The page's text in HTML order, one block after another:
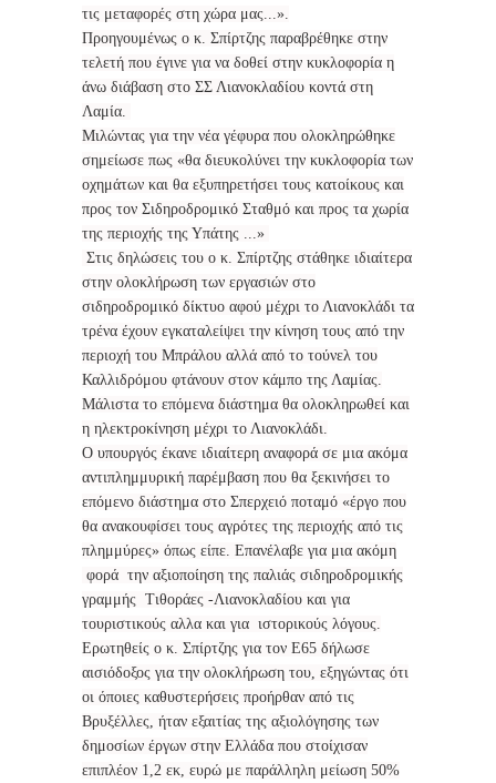
τις μεταφορές στη χώρα μας...».
Προηγουμένως ο κ. Σπίρτζης παραβρέθηκε στην
τελετή που έγινε για να δοθεί στην κυκλοφορία η
άνω διάβαση στο ΣΣ Λιανοκλαδίου κοντά στη
Λαμία.
Μιλώντας για την νέα γέφυρα που ολοκληρώθηκε
σημείωσε πως «θα διευκολύνει την κυκλοφορία των
οχημάτων και θα εξυπηρετήσει τους κατοίκους και
προς τον Σιδηροδρομικό Σταθμό και προς τα χωρία
της περιοχής της Υπάτης ...»
Στις δηλώσεις του ο κ. Σπίρτζης στάθηκε ιδιαίτερα
στην ολοκλήρωση των εργασιών στο
σιδηροδρομικό δίκτυο αφού μέχρι το Λιανοκλάδι τα
τρένα έχουν εγκαταλείψει την κίνηση τους από την
περιοχή του Μπράλου αλλά από το τούνελ του
Καλλιδρόμου φτάνουν στον κάμπο της Λαμίας.
Μάλιστα το επόμενα διάστημα θα ολοκληρωθεί και
η ηλεκτροκίνηση μέχρι το Λιανοκλάδι.
Ο υπουργός έκανε ιδιαίτερη αναφορά σε μια ακόμα
αντιπλημμυρική παρέμβαση που θα ξεκινήσει το
επόμενο διάστημα στο Σπερχειό ποταμό «έργο που
θα ανακουφίσει τους αγρότες της περιοχής από τις
πλημμύρες» όπως είπε. Επανέλαβε για μια ακόμη
φορά την αξιοποίηση της παλιάς σιδηροδρομικής
γραμμής Τιθοράες -Λιανοκλαδίου και για
τουριστικούς αλλα και για ιστορικούς λόγους.
Ερωτηθείς ο κ. Σπίρτζης για τον Ε65 δήλωσε
αισιόδοξος για την ολοκλήρωση του, εξηγώντας ότι
οι όποιες καθυστερήσεις προήρθαν από τις
Βρυξέλλες, ήταν εξαιτίας της αξιολόγησης των
δημοσίων έργων στην Ελλάδα που στοίχισαν
επιπλέον 1,2 εκ, ευρώ με παράλληλη μείωση 50%